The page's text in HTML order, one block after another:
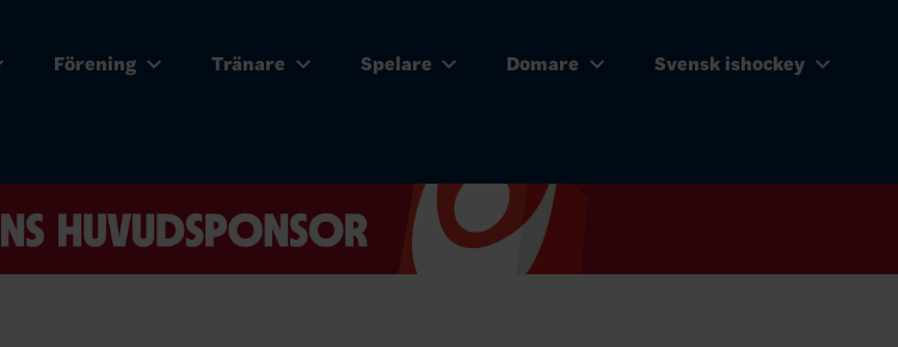
Förening Tränare Spelare Domare Svensk ishockey